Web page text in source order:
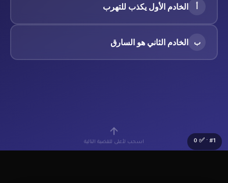
الخادم الأول يكذب للتهرب
ب الخادم الثاني هو السارق
اسحب لأعلى للقضية التالية #1
· ✅
0